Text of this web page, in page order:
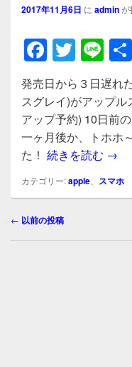
2017年11月6日 に adminが
F
a
c
e
b
o
o
k
T
wi
tt
er
Li
n
e
発売日から３日遅れ
スグレイ)がアップル
アップ予約) 10日前
一ヶ月後か、トホホ
た！ 続きを読む 発
→
カテゴリー:apple スマホ
投← 以前の投稿